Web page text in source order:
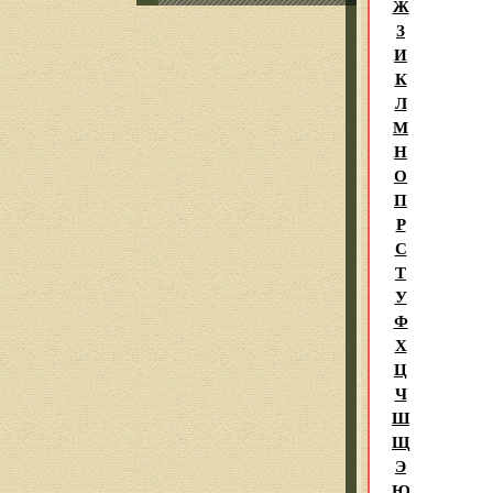
Ж
З
И
К
Л
М
Н
О
П
Р
С
Т
У
Ф
Х
Ц
Ч
Ш
Щ
Э